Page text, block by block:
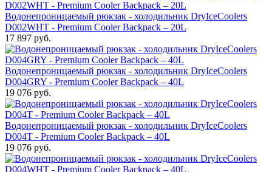
Водонепроницаемый рюкзак - холодильник DryIceCoolers
D002WHT - Premium Cooler Backpack – 20L
17 897 руб.
Водонепроницаемый рюкзак - холодильник DryIceCoolers
D004GRY - Premium Cooler Backpack – 40L
19 076 руб.
Водонепроницаемый рюкзак - холодильник DryIceCoolers
D004T - Premium Cooler Backpack – 40L
19 076 руб.